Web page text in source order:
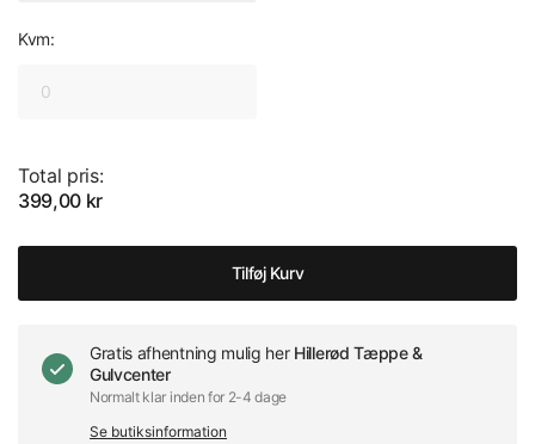
Kvm:
Total pris:
399,00 kr
Tilføj Kurv
Gratis afhentning mulig her Hillerød Tæppe &
Gulvcenter
Normalt klar inden for 2-4 dage
Se butiksinformation